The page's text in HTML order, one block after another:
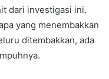
dari investigasi ini.
yang menembakkan
ditembakkan, ada